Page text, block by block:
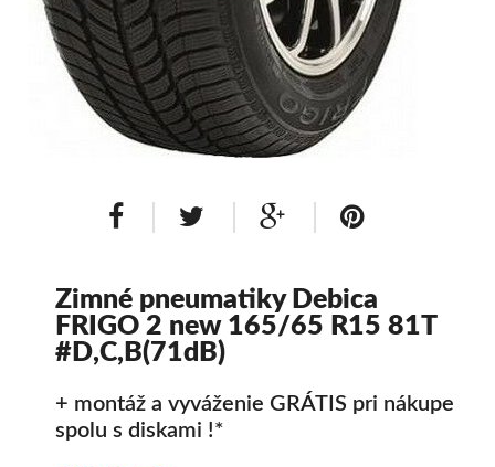
Dodávkové + malé úžitkové
Disky
Hliníkové / ALU disky / Elektróny
Zimné pneumatiky Debica
FRIGO 2 new 165/65 R15 81T
#D,C,B(71dB)
+ montáž a vyváženie GRÁTIS pri nákupe
spolu s diskami !*